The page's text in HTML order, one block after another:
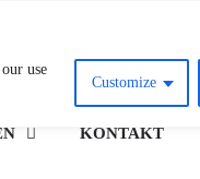
use
Customize
KONTAKT